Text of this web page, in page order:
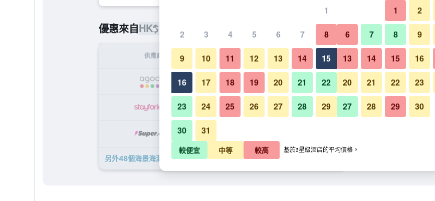
優惠來自HK$1,230
供應商 每晚總額
HK$1,230 查看優惠
HK$1,467 查看優惠
另外48個海景海灘假日酒店​的優惠
客廳
海景海灘假日酒店的照片
1
2 3 4 5 6 7 8
9 10 11 12 13 14 15
16 17 18 19 20 21 22
23 24 25 26 27 28 29
30 31
1 2
6 7 8 9
13 14 15 16
20 21 22 23
27 28 29 30
較便宜 中等 較高 基於3星級酒店的平均價格。